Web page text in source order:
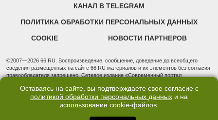
КАНАЛ В TELEGRAM
ПОЛИТИКА ОБРАБОТКИ ПЕРСОНАЛЬНЫХ ДАННЫХ
COOKIE НОВОСТИ ПАРТНЕРОВ
©2007—2026 66.RU. Воспроизведение, сообщение, доведение до всеобщего
сведения размещенных на сайте 66.RU материалов и их элементов без согласия
правообладателя запрещено. Сетевое издание «Современный портал
надзору в сфере связи, информационных технологий и массовых коммуникаций
(Роскомнадзор). Регистрационный номер ЭЛ № ФС 77 - 76634 от 02.09.2019
Учредитель: Общество с ограниченной ответственностью "66.ру". Юридический
Оставаясь на сайте, вы подтверждаете свое согласие с
политикой обработки персональных данных и на
использование cookie-файлов.